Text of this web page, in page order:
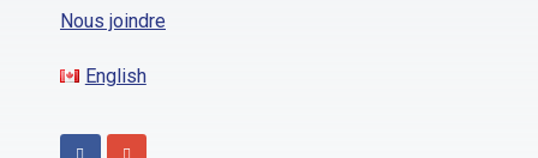
Nous joindre
English